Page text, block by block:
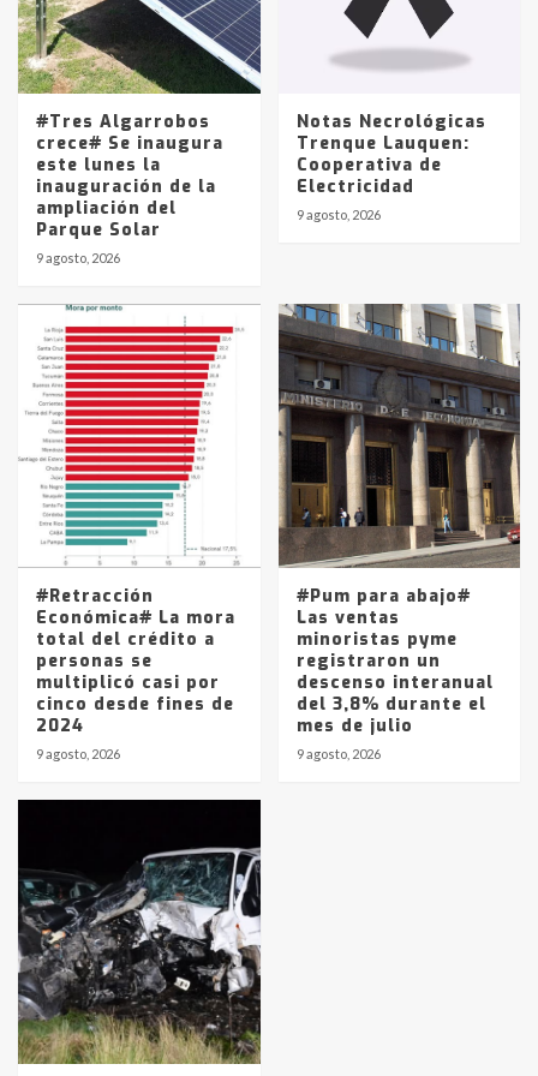
5
Los precios de los combustibles en
La Pampa, desde YPF hasta Axion
entre 857 a 1338 pesos
#Tres Algarrobos
crece# Se inaugura
este lunes la
inauguración de la
ampliación del
Parque Solar
9 agosto, 2026
Notas Necrológicas
Trenque Lauquen:
Cooperativa de
Electricidad
9 agosto, 2026
#Retracción
Económica# La mora
total del crédito a
personas se
multiplicó casi por
cinco desde fines de
2024
9 agosto, 2026
#Pum para abajo#
Las ventas
minoristas pyme
registraron un
descenso interanual
del 3,8% durante el
mes de julio
9 agosto, 2026